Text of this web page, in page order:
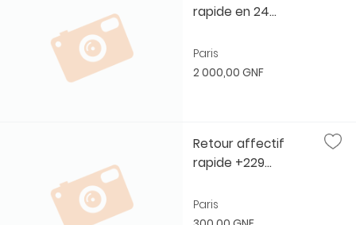
rapide en 24...
Paris
2 000,00 GNF
Retour affectif
rapide +229...
Paris